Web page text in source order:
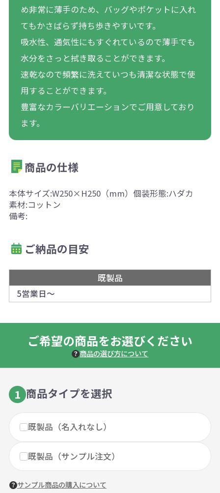
め非常に薄手のため、バッグやポケットに入れ
てもかさばらず持ち歩きやすいです。
吸水性、通気性にもすぐれているので薄手でも
水分をさっと拭き取ることができます。
速乾なので頻繁に洗えていつも清潔な状態で使
用することができます。
豊富なカラーバリエーションでご用意しており
ます。
商品の仕様
本体サイズ:W250×H250（mm）個装形態:ハダカ
素材:コットン
備考:
ご納品の目安
既製品
5営業日～
ご希望の商品をお選びください
商品の選び方について
1 商品タイプを選択
既製品（名入れなし）
既製品（サンプル注文）
サンプル商品の購入について